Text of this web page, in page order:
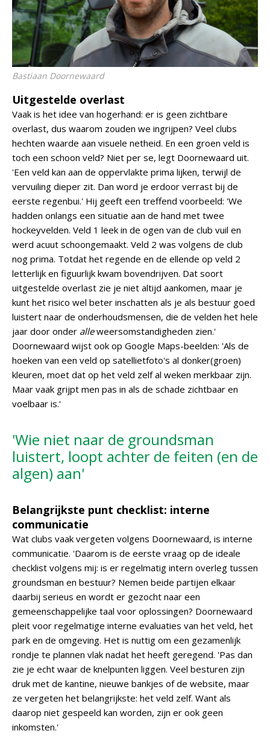
Bastiaan Doornewaard
Uitgestelde overlast
Vaak is het idee van hogerhand: er is geen zichtbare
overlast, dus waarom zouden we ingrijpen? Veel clubs
hechten waarde aan visuele netheid. En een groen veld is
toch een schoon veld? Niet per se, legt Doornewaard uit.
'Een veld kan aan de oppervlakte prima lijken, terwijl de
vervuiling dieper zit. Dan word je erdoor verrast bij de
eerste regenbui.' Hij geeft een treffend voorbeeld: 'We
hadden onlangs een situatie aan de hand met twee
hockeyvelden. Veld 1 leek in de ogen van de club vuil en
werd acuut schoongemaakt. Veld 2 was volgens de club
nog prima. Totdat het regende en de ellende op veld 2
letterlijk en figuurlijk kwam bovendrijven. Dat soort
uitgestelde overlast zie je niet altijd aankomen, maar je
kunt het risico wel beter inschatten als je als bestuur goed
luistert naar de onderhoudsmensen, die de velden het hele
jaar door onder alleweersomstandigheden zien.'
Doornewaard wijst ook op Google Maps-beelden: 'Als de
hoeken van een veld op satellietfoto's al donker(groen)
kleuren, moet dat op het veld zelf al weken merkbaar zijn.
Maar vaak grijpt men pas in als de schade zichtbaar en
voelbaar is.'
'Wie niet naar de groundsman
luistert, loopt achter de feiten (en de
algen) aan'
Belangrijkste punt checklist: interne
communicatie
Wat clubs vaak vergeten volgens Doornewaard, is interne
communicatie. 'Daarom is de eerste vraag op de ideale
checklist volgens mij: is er regelmatig intern overleg tussen
groundsman en bestuur? Nemen beide partijen elkaar
daarbij serieus en wordt er gezocht naar een
gemeenschappelijke taal voor oplossingen? Doornewaard
pleit voor regelmatige interne evaluaties van het veld, het
park en de omgeving. Het is nuttig om een gezamenlijk
rondje te plannen vlak nadat het heeft geregend. 'Pas dan
zie je echt waar de knelpunten liggen. Veel besturen zijn
druk met de kantine, nieuwe bankjes of de website, maar
ze vergeten het belangrijkste: het veld zelf. Want als
daarop niet gespeeld kan worden, zijn er ook geen
inkomsten.'